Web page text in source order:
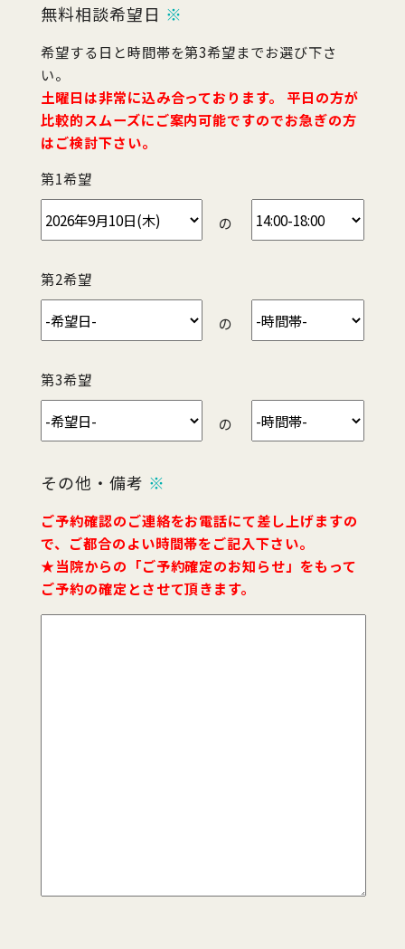
無料相談希望日 ※
希望する日と時間帯を第3希望までお選び下さ
い。
土曜日は非常に込み合っております。 平日の方が
比較的スムーズにご案内可能ですのでお急ぎの方
はご検討下さい。
第1希望
の
第2希望
の
第3希望
の
その他・備考 ※
ご予約確認のご連絡をお電話にて差し上げますの
で、ご都合のよい時間帯をご記入下さい。
★当院からの「ご予約確定のお知らせ」をもって
ご予約の確定とさせて頂きます。